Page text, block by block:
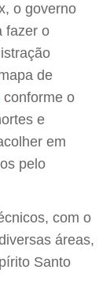
o governo
fazer o
de
conforme o
e
em
pelo
com o
áreas,
Santo